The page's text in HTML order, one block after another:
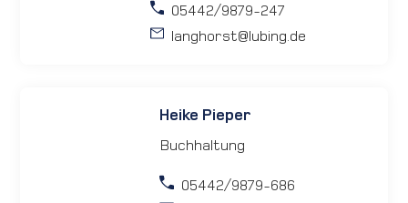
05442/9879-247
langhorst@lubing.de
Heike Pieper
Buchhaltung
05442/9879-686